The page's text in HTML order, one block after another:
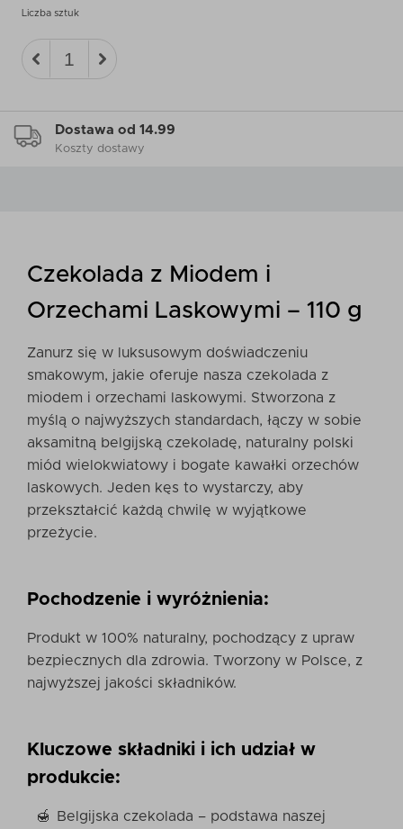
Liczba sztuk
Dostawa od 14.99
Koszty dostawy
Czekolada z Miodem i
Orzechami Laskowymi – 110 g
Zanurz się w luksusowym doświadczeniu
smakowym, jakie oferuje nasza czekolada z
miodem i orzechami laskowymi. Stworzona z
myślą o najwyższych standardach, łączy w sobie
aksamitną belgijską czekoladę, naturalny polski
miód wielokwiatowy i bogate kawałki orzechów
laskowych. Jeden kęs to wystarczy, aby
przekształcić każdą chwilę w wyjątkowe
przeżycie.
Pochodzenie i wyróżnienia:
Produkt w 100% naturalny, pochodzący z upraw
bezpiecznych dla zdrowia. Tworzony w Polsce, z
najwyższej jakości składników.
Kluczowe składniki i ich udział w
produkcie:
Belgijska czekolada – podstawa naszej